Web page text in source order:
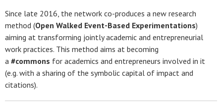
Since late 2016, the network co-produces a new research
method (Open Walked Event-Based Experimentations)
aiming at transforming jointly academic and entrepreneurial
work practices. This method aims at becoming
a #commons for academics and entrepreneurs involved in it
(e.g. with a sharing of the symbolic capital of impact and
citations).